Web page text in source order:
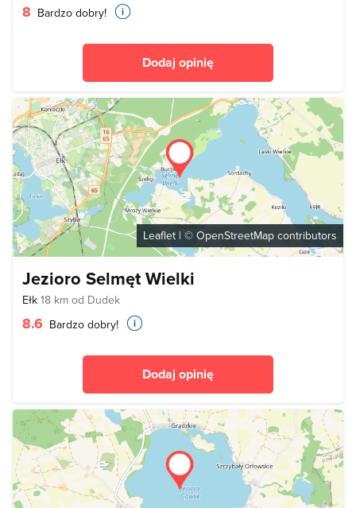
8 Bardzo dobry!
Dodaj opinię
Leaflet| © OpenStreetMap contributors
Jezioro Selmęt Wielki
Ełk 18 km od Dudek
8.6 Bardzo dobry!
Dodaj opinię